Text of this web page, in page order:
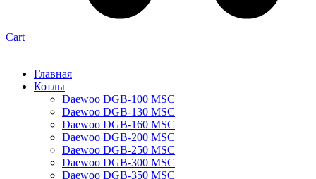
Cart
Главная
Котлы
Daewoo DGB-100 MSC
Daewoo DGB-130 MSC
Daewoo DGB-160 MSC
Daewoo DGB-200 MSC
Daewoo DGB-250 MSC
Daewoo DGB-300 MSC
Daewoo DGB-350 MSC